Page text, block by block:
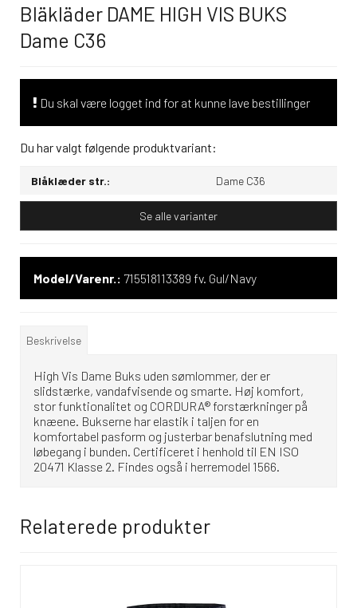
Bläkläder DAME HIGH VIS BUKS
Dame C36
Du skal være logget ind for at kunne lave bestillinger
Du har valgt følgende produktvariant:
Blåklæder str.: Dame C36
Se alle varianter
Model/Varenr.: 715518113389 fv. Gul/Navy
Beskrivelse
High Vis Dame Buks uden sømlommer, der er
slidstærke, vandafvisende og smarte. Høj komfort,
stor funktionalitet og CORDURA® forstærkninger på
knæene. Bukserne har elastik i taljen for en
komfortabel pasform og justerbar benafslutning med
løbegang i bunden. Certificeret i henhold til EN ISO
20471 Klasse 2. Findes også i herremodel 1566.
Relaterede produkter